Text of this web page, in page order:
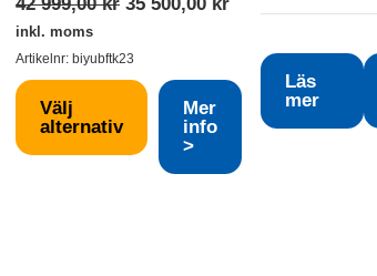
priset
var:
999,00 kr.
priset
är:
500,00 kr.
inkl. moms
Artikelnr: biyubftk23
Välj
alternativ
Mer
info
>
Läs
mer